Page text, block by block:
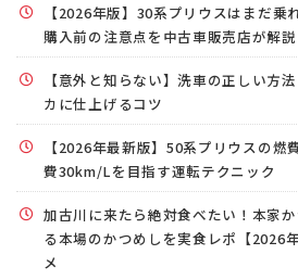
【2026年版】30系プリウスはまだ乗
購入前の注意点を中古車販売店が解説
【意外と知らない】洗車の正しい方
カに仕上げるコツ
【2026年最新版】50系プリウスの燃
費30km/Lを目指す運転テクニック
加古川に来たら絶対食べたい！本家
る本場のかつめしを実食レポ【2026
メ